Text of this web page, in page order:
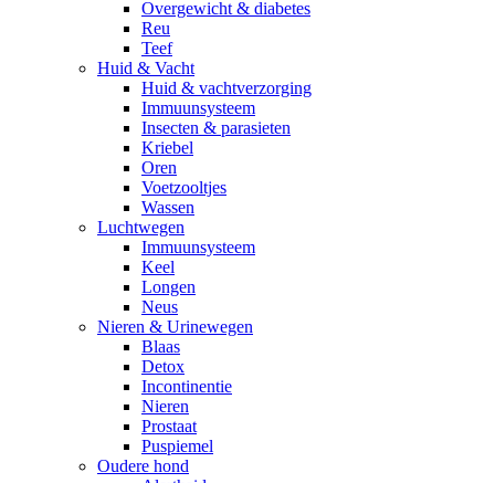
Overgewicht & diabetes
Reu
Teef
Huid & Vacht
Huid & vachtverzorging
Immuunsysteem
Insecten & parasieten
Kriebel
Oren
Voetzooltjes
Wassen
Luchtwegen
Immuunsysteem
Keel
Longen
Neus
Nieren & Urinewegen
Blaas
Detox
Incontinentie
Nieren
Prostaat
Puspiemel
Oudere hond